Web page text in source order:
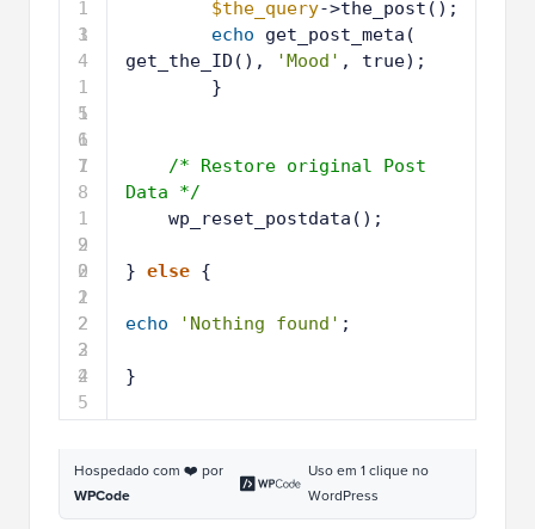
31
4
1
51
6
1
7
1
8
1
92
0
2
1
2
2
2
3
2
4
2
5
echo get_post_meta(
get_the_ID(), 'Mood', true);
}
Data */
wp_reset_postdata();
Hospedado com ❤️ por
Não se esqueça de substituir Humor pelo nome do